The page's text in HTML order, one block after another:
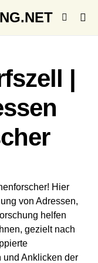
|
Hier
von Adressen,
helfen
gezielt nach
und Anklicken der